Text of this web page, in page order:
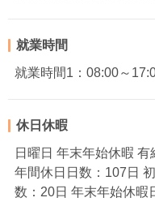
就業時間
就業時間1：08:00～
休日休暇
日曜日 年末年始休暇
年間休日日数：107日
数：20日 年末年始休暇